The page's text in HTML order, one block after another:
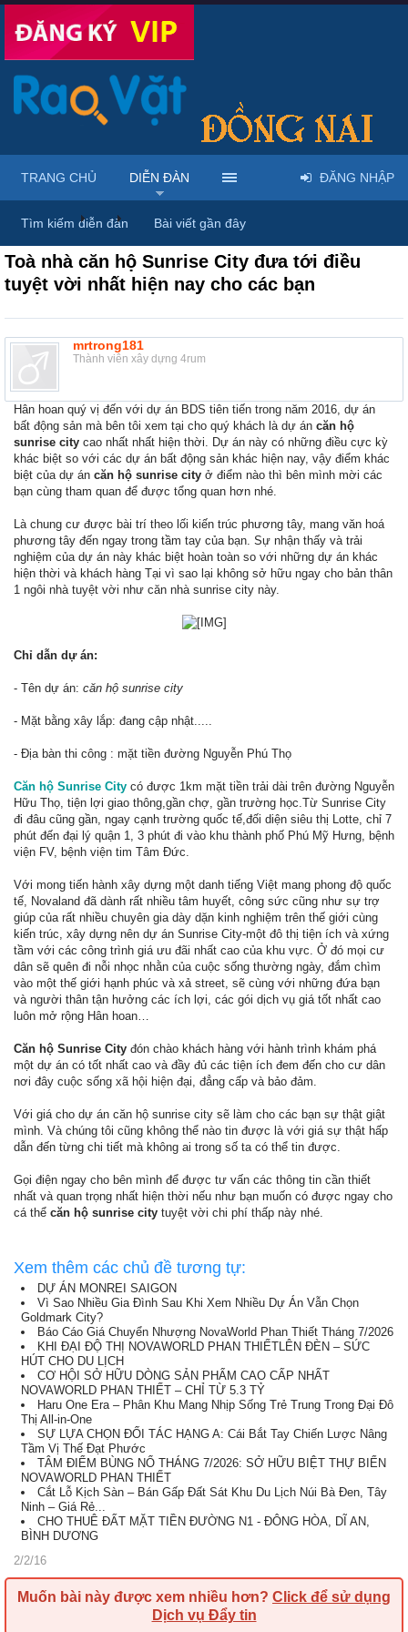
Diễn đàn ... Nhà đất – Bất động sản
Toà nhà căn hộ Sunrise City đưa tới điều
tuyệt vời nhất hiện nay cho các bạn
mrtrong181
Thành viên xây dựng 4rum
Hân hoan quý vị đến với dự án BDS tiên tiến trong năm 2016, dự án
bất động sản mà bên tôi xem tại cho quý khách là dự án căn hộ
sunrise city cao nhất nhất hiện thời. Dự án này có những điều cực kỳ
khác biệt so với các dự án bất động sản khác hiện nay, vậy điểm khác
biệt của dự án căn hộ sunrise city ở điểm nào thì bên mình mời các
bạn cùng tham quan để được tổng quan hơn nhé.
Là chung cư được bài trí theo lối kiến trúc phương tây, mang văn hoá
phương tây đến ngay trong tầm tay của bạn. Sự nhận thấy và trải
nghiệm của dự án này khác biệt hoàn toàn so với những dự án khác
hiện thời và khách hàng Tại vì sao lại không sở hữu ngay cho bản thân
1 ngôi nhà tuyệt vời như căn nhà sunrise city này.
Chỉ dẫn dự án:
- Tên dự án: căn hộ sunrise city
- Mặt bằng xây lắp: đang cập nhật.....
- Địa bàn thi công : mặt tiền đường Nguyễn Phú Thọ
Căn hộ Sunrise City có được 1km mặt tiền trải dài trên đường Nguyễn
Hữu Thọ, tiện lợi giao thông,gần chợ, gần trường học.Từ Sunrise City
đi đâu cũng gần, ngay cạnh trường quốc tế,đối diện siêu thị Lotte, chỉ 7
phút đến đại lý quận 1, 3 phút đi vào khu thành phố Phú Mỹ Hưng, bệnh
viện FV, bệnh viện tim Tâm Đức.
Với mong tiến hành xây dựng một danh tiếng Việt mang phong độ quốc
tế, Novaland đã dành rất nhiều tâm huyết, công sức cũng như sự trợ
giúp của rất nhiều chuyên gia dày dặn kinh nghiệm trên thế giới cùng
kiến trúc, xây dựng nên dự án Sunrise City-một đô thị tiện ích và xứng
tầm với các công trình giá ưu đãi nhất cao của khu vực. Ở đó mọi cư
dân sẽ quên đi nỗi nhọc nhằn của cuộc sống thường ngày, đắm chìm
vào một thế giới hạnh phúc và xả street, sẽ cùng với những đứa bạn
và người thân tận hưởng các ích lợi, các gói dịch vụ giá tốt nhất cao
luôn mở rộng Hân hoan…
Căn hộ Sunrise City đón chào khách hàng với hành trình khám phá
một dự án có tốt nhất cao và đầy đủ các tiện ích đem đến cho cư dân
nơi đây cuộc sống xã hội hiện đại, đẳng cấp và bảo đảm.
Với giá cho dự án căn hộ sunrise city sẽ làm cho các bạn sự thật giật
mình. Và chúng tôi cũng không thể nào tin được là với giá sự thật hấp
dẫn đến từng chi tiết mà không ai trong số ta có thể tin được.
Gọi điện ngay cho bên mình để được tư vấn các thông tin cần thiết
nhất và quan trọng nhất hiện thời nếu như bạn muốn có được ngay cho
cá thể căn hộ sunrise city tuyệt vời chi phí thấp này nhé.
Xem thêm các chủ đề tương tự:
DỰ ÁN MONREI SAIGON
Vì Sao Nhiều Gia Đình Sau Khi Xem Nhiều Dự Án Vẫn Chọn
Goldmark City?
Báo Cáo Giá Chuyển Nhượng NovaWorld Phan Thiết Tháng 7/2026
KHI ĐẠI ĐỘ THỊ NOVAWORLD PHAN THIẾTLÊN ĐÈN – SỨC
HÚT CHO DU LỊCH
CƠ HỘI SỞ HỮU DÒNG SẢN PHẨM CAO CẤP NHẤT
NOVAWORLD PHAN THIẾT – CHỈ TỪ 5.3 TỶ
Haru One Era – Phân Khu Mang Nhịp Sống Trẻ Trung Trong Đại Đô
Thị All-in-One
SỰ LỰA CHỌN ĐỐI TÁC HẠNG A: Cái Bắt Tay Chiến Lược Nâng
Tầm Vị Thế Đạt Phước
TÂM ĐIỂM BÙNG NỔ THÁNG 7/2026: SỞ HỮU BIỆT THỰ BIỂN
NOVAWORLD PHAN THIẾT
Cắt Lỗ Kịch Sàn – Bán Gấp Đất Sát Khu Du Lịch Núi Bà Đen, Tây
Ninh – Giá Rẻ...
CHO THUÊ ĐẤT MẶT TIỀN ĐƯỜNG N1 - ĐÔNG HÒA, DĨ AN,
BÌNH DƯƠNG
2/2/16
Muốn bài này được xem nhiều hơn? Click để sử dụng
Dịch vụ Đẩy tin
TRANG CHỦ DIỄN ĐÀN
Tìm kiếm diễn đàn Bài viết gần đây
ĐĂNG NHẬP